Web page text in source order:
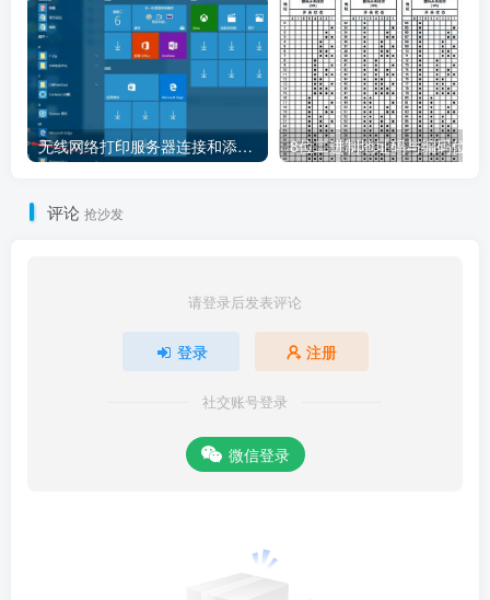
无线网络打印服务器连接和添加打印机教程
评论 抢沙发
请登录后发表评论
登录 注册
社交账号登录
微信登录